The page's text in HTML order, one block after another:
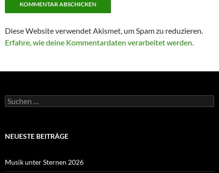
Diese Website verwendet Akismet, um Spam zu reduzieren.
Erfahre, wie deine Kommentardaten verarbeitet werden.
Suche
nach:
NEUESTE BEITRÄGE
Musik unter Sternen 2026